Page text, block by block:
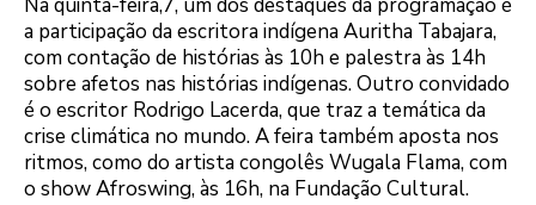
Na quinta-feira,7, um dos destaques da programação é
a participação da escritora indígena Auritha Tabajara,
com contação de histórias às 10h e palestra às 14h
sobre afetos nas histórias indígenas. Outro convidado
é o escritor Rodrigo Lacerda, que traz a temática da
crise climática no mundo. A feira também aposta nos
ritmos, como do artista congolês Wugala Flama, com
o show Afroswing, às 16h, na Fundação Cultural.